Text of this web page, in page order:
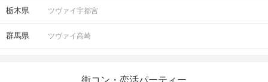
栃木県 ツヴァイ宇都宮
群馬県 ツヴァイ高崎
街コン・恋活パーティー